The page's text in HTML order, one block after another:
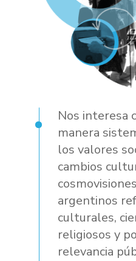
Nos interesa
manera
los valores
cambios
argentinos
culturales,
religiosos y
relevancia